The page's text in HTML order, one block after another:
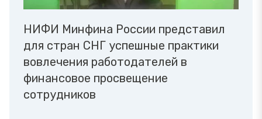
НИФИ Минфина России представил
для стран СНГ успешные практики
вовлечения работодателей в
финансовое просвещение
сотрудников